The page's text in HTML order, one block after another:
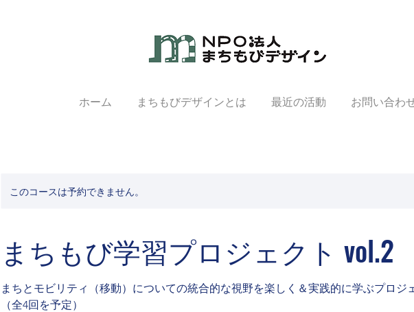
ホーム まちもびデザインとは 最近の活動 お問い合わ
このコースは予約できません。
まちもび学習プロジェクト vol.2
まちとモビリティ（移動）についての統合的な視野を楽しく＆実践的に学ぶプロジ
（全4回を予定）